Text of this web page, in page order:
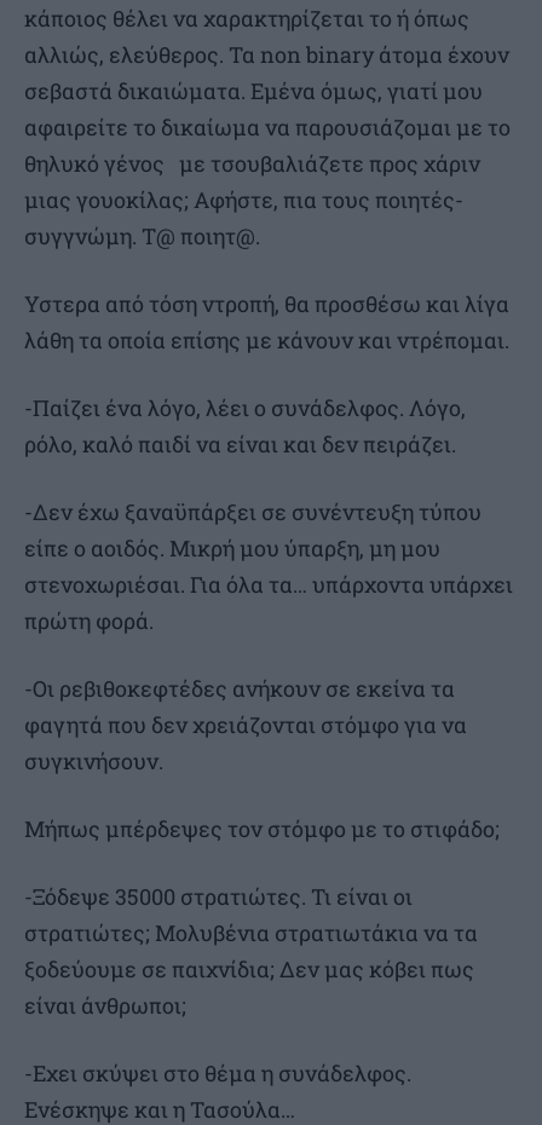
κάποιος θέλει να χαρακτηρίζεται το ή όπως
αλλιώς, ελεύθερος. Τα non binary άτομα έχουν
σεβαστά δικαιώματα. Εμένα όμως, γιατί μου
αφαιρείτε το δικαίωμα να παρουσιάζομαι με το
θηλυκό γένος με τσουβαλιάζετε προς χάριν
μιας γουοκίλας; Αφήστε, πια τους ποιητές-
συγγνώμη. Τ@ ποιητ@.
Υστερα από τόση ντροπή, θα προσθέσω και λίγα
λάθη τα οποία επίσης με κάνουν και ντρέπομαι.
-Παίζει ένα λόγο, λέει ο συνάδελφος. Λόγο,
ρόλο, καλό παιδί να είναι και δεν πειράζει.
-Δεν έχω ξαναϋπάρξει σε συνέντευξη τύπου
είπε ο αοιδός. Μικρή μου ύπαρξη, μη μου
στενοχωριέσαι. Για όλα τα… υπάρχοντα υπάρχει
πρώτη φορά.
-Οι ρεβιθοκεφτέδες ανήκουν σε εκείνα τα
φαγητά που δεν χρειάζονται στόμφο για να
συγκινήσουν.
Μήπως μπέρδεψες τον στόμφο με το στιφάδο;
-Ξόδεψε 35000 στρατιώτες. Τι είναι οι
στρατιώτες; Μολυβένια στρατιωτάκια να τα
ξοδεύουμε σε παιχνίδια; Δεν μας κόβει πως
είναι άνθρωποι;
-Εχει σκύψει στο θέμα η συνάδελφος.
Ενέσκηψε και η Τασούλα…